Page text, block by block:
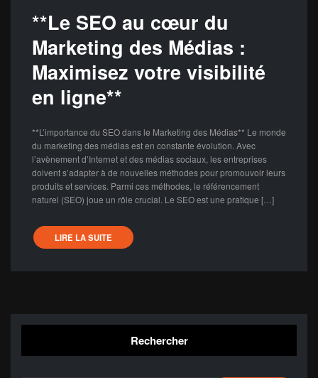
**Le SEO au cœur du
Marketing des Médias :
Maximisez votre visibilité
en ligne**
**L’importance du SEO dans le Marketing des Médias** Le monde
du marketing des médias est en constante évolution. Avec
l’avènement d’Internet et des médias sociaux, les entreprises
doivent s’adapter à de nouvelles méthodes pour promouvoir leurs
produits et services. Parmi ces méthodes, le référencement
naturel (SEO) joue un rôle crucial. Le SEO est une pratique […]
LIRE LA SUITE
Rechercher